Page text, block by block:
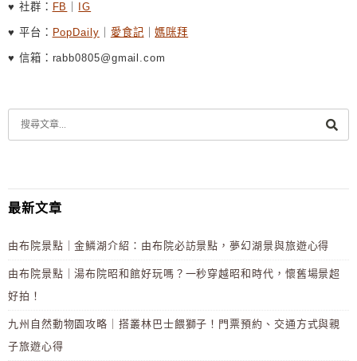
♥ 社群： FB IG
♥ 平台： PopDaily 愛食記 ｜媽咪拜
♥ 信箱：rabb0805@gmail.com
最新文章
由布院景點｜金鱗湖介紹：由布院必訪景點，夢幻湖景與旅遊心得
由布院景點｜湯布院昭和館好玩嗎？一秒穿越昭和時代，懷舊場景超
好拍！
九州自然動物園攻略｜搭叢林巴士餵獅子！門票預約、交通方式與親
子旅遊心得